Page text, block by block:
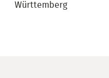
Württemberg